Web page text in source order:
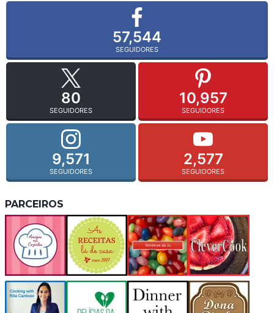
57,544
SEGUIDORES
80
SEGUIDORES
10,957
SEGUIDORES
9,571
SEGUIDORES
2,577
SEGUIDORES
PARCEIROS